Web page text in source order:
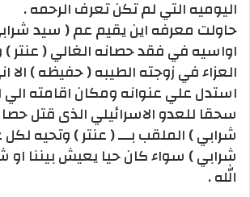
اليوميه التي لم تكن تعرف الرحمه .
حاولت معرفه اين يقيم عم ( سيد
اواسيه في فقد حصانه الغالي ( عنتر
العزاء في زوجته الطيبه ( حفيظه ) الا
استدل علي عنوانه ومكان اقامته الي
سحقا للعدو الاسرائيلي الذى قتل
شرابي ) الملقب بـــ ( عنتر ) وتحيه
شرابي ) سواء كان حيا يعيش بيننا
الله .